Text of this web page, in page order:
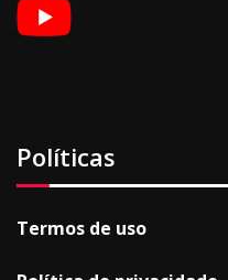
Políticas
Termos de uso